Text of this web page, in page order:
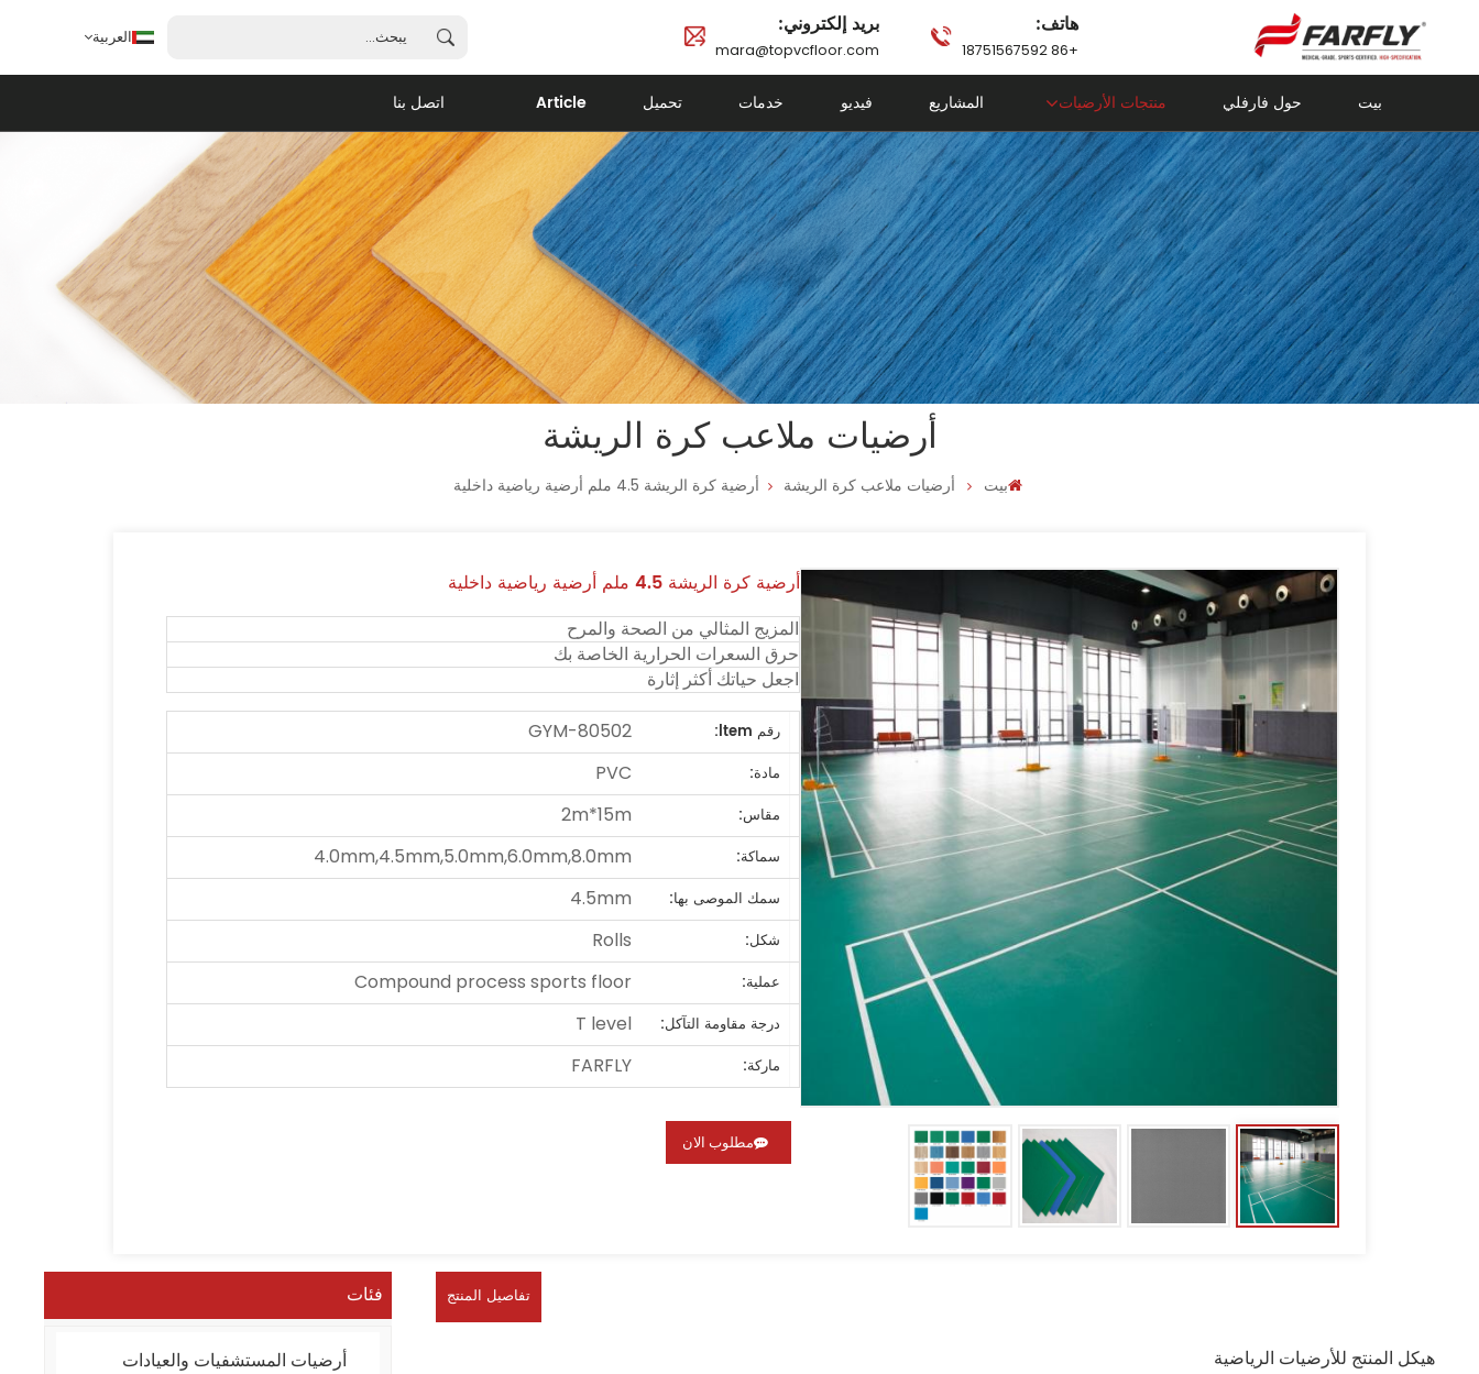
هاتف:
+86 18751567592
بريد إلكتروني:
mara@topvcfloor.com
العربية
العربية
français
español
português
بيت حول فارفلي منتجات الأرضيات المشاريع فيديو خدمات تحميل Article اتصل بنا
أرضيات ملاعب كرة الريشة
بيت أرضيات ملاعب كرة الريشة أرضية كرة الريشة 4.5 ملم أرضية رياضية داخلية
أرضية كرة الريشة 4.5 ملم أرضية رياضية داخلية
المزيج المثالي من الصحة والمرح
حرق السعرات الحرارية الخاصة بك
اجعل حياتك أكثر إثارة
رقم ltem: GYM-80502
مادة: PVC
مقاس: 2m*15m
سماكة: 4.0mm,4.5mm,5.0mm,6.0mm,8.0mm
سمك الموصى بها: 4.5mm
شكل: Rolls
عملية: Compound process sports floor
درجة مقاومة التآكل: T level
ماركة: FARFLY
مطلوب الان
فئات
أرضيات المستشفيات والعيادات
تفاصيل المنتج
هيكل المنتج للأرضيات الرياضية